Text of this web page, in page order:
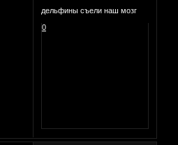
дельфины съели наш мозг
0